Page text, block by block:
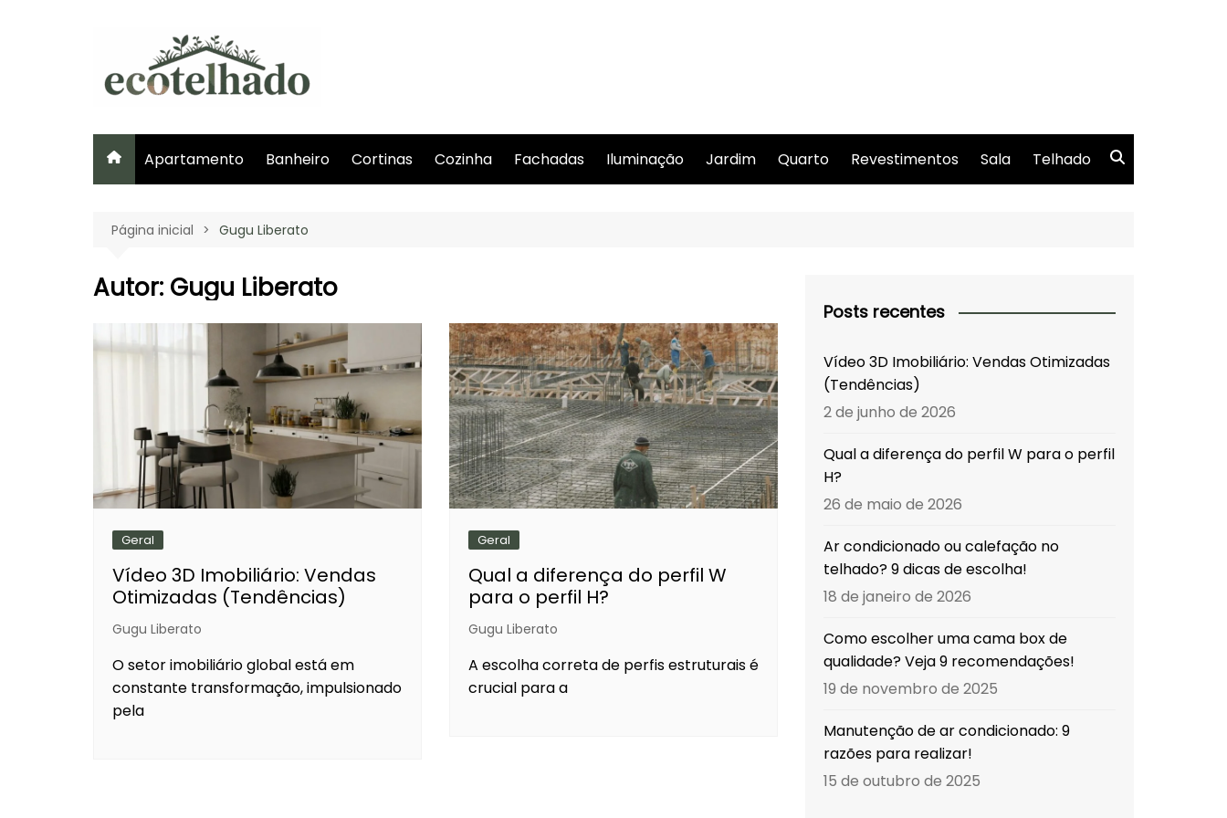
Apartamento Banheiro Cortinas Cozinha Fachadas Iluminação Jardim Quarto Revestimentos Sala Telhado
Página inicial Gugu Liberato
Autor: Gugu Liberato
Geral
Vídeo 3D Imobiliário: Vendas
Otimizadas (Tendências)
Gugu Liberato
O setor imobiliário global está em
constante transformação, impulsionado
pela
Geral
Qual a diferença do perfil W
para o perfil H?
Gugu Liberato
A escolha correta de perfis estruturais é
crucial para a
Posts recentes
Vídeo 3D Imobiliário: Vendas Otimizadas
(Tendências)
2 de junho de 2026
Qual a diferença do perfil W para o perfil
H?
26 de maio de 2026
Ar condicionado ou calefação no
telhado? 9 dicas de escolha!
18 de janeiro de 2026
Como escolher uma cama box de
qualidade? Veja 9 recomendações!
19 de novembro de 2025
Manutenção de ar condicionado: 9
razões para realizar!
15 de outubro de 2025